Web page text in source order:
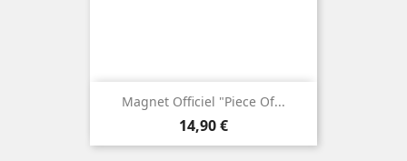
Magnet Officiel "Piece Of...
Prix
14,90 €